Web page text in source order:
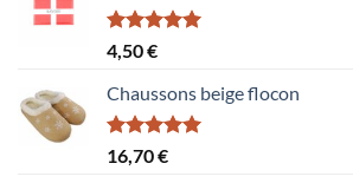
Note5.00
sur 5
4,50€
Chaussons beige flocon
Note5.00
sur 5
16,70€